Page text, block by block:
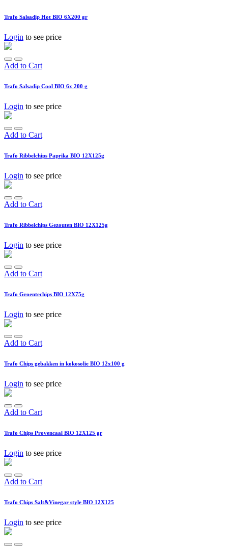
Trafo Salsadip Hot BIO 6X200 gr
Login to see price
Add to Cart
Trafo Salsadip Cool BIO 6x 200 g
Login to see price
Add to Cart
Trafo Ribbelchips Paprika BIO 12X125g
Login to see price
Add to Cart
Trafo Ribbelchips Gezouten BIO 12X125g
Login to see price
Add to Cart
Trafo Groentechips BIO 12X75g
Login to see price
Add to Cart
Trafo Chips gebakken in kokosolie BIO 12x100 g
Login to see price
Add to Cart
Trafo Chips Provencaal BIO 12X125 gr
Login to see price
Add to Cart
Trafo Chips Salt&Vinegar style BIO 12X125
Login to see price